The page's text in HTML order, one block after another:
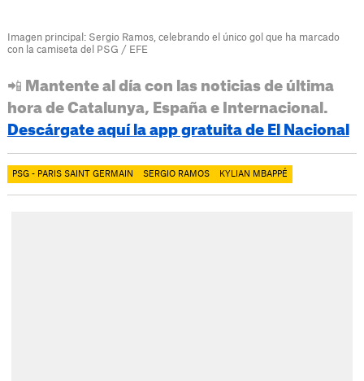
Imagen principal: Sergio Ramos, celebrando el único gol que ha marcado
con la camiseta del PSG / EFE
📲 Mantente al día con las noticias de última
hora de Catalunya, España e Internacional.
Descárgate aquí la app gratuita de El Nacional
PSG - PARIS SAINT GERMAIN SERGIO RAMOS KYLIAN MBAPPÉ